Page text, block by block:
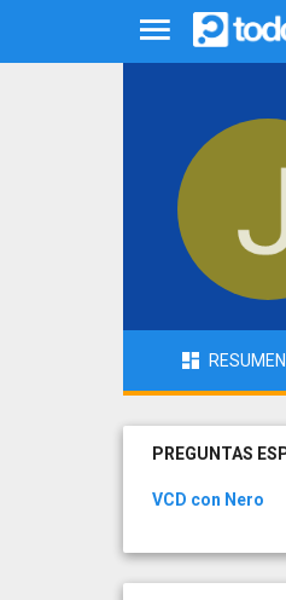
RESUMEN
PREGUNTAS
VCD con Nero